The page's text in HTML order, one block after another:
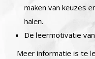
maken van keuzes
halen.
De leermotivatie
Meer informatie is te